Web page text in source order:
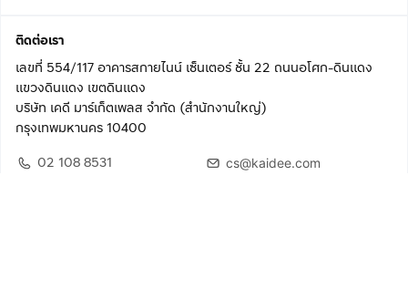
ติดต่อเรา
เลขที่ 554/117 อาคารสกายไนน์ เซ็นเตอร์ ชั้น 22 ถนนอโศก-ดินแดง
แขวงดินแดง เขตดินแดง
บริษัท เคดี มาร์เก็ตเพลส จำกัด (สำนักงานใหญ่)
กรุงเทพมหานคร 10400
02 108 8531
cs@kaidee.com